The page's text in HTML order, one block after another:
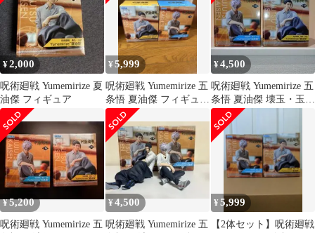
¥2,000
呪術廻戦 Yumemirize 夏
油傑 フィギュア
¥5,999
呪術廻戦 Yumemirize 五
条悟 夏油傑 フィギュア
2種セット
¥4,500
呪術廻戦 Yumemirize 五
条悟 夏油傑 壊玉・玉折
フィギュア 2種未開封
¥5,200
呪術廻戦 Yumemirize 五
¥4,500
呪術廻戦 Yumemirize 五
¥5,999
【2体セット】呪術廻戦